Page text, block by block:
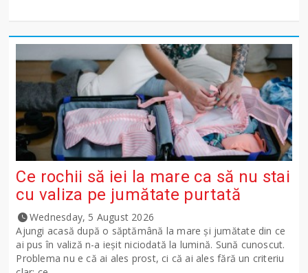
Ce rochii să iei la mare ca să nu stai
cu valiza pe jumătate purtată
Wednesday, 5 August 2026
Ajungi acasă după o săptămână la mare și jumătate din ce
ai pus în valiză n-a ieșit niciodată la lumină. Sună cunoscut.
Problema nu e că ai ales prost, ci că ai ales fără un criteriu